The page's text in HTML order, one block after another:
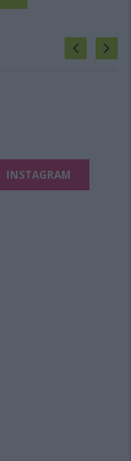
INSTAGRAM